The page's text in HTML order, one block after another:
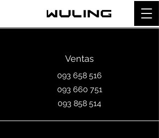
Ventas
093 658 516
093 660 751
093 858 514